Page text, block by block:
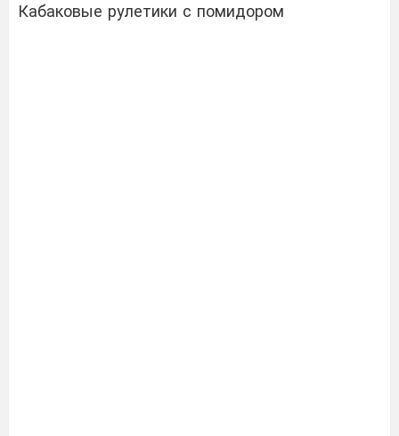
Кабаковые рулетики с помидором